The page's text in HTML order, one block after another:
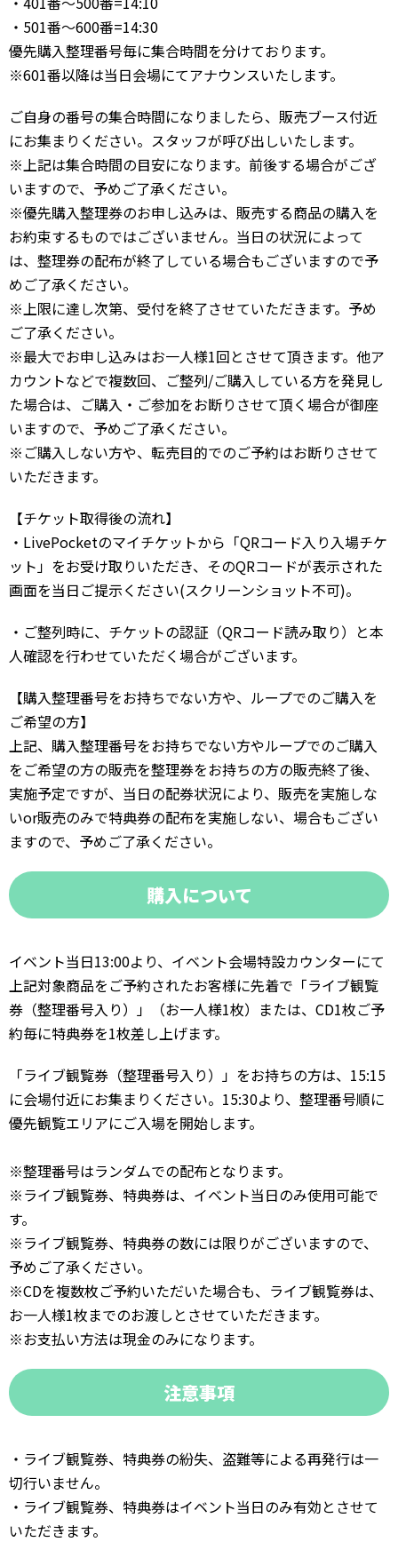
・501番～600番=14:30
優先購入整理番号毎に集合時間を分けております。
※601番以降は当日会場にてアナウンスいたします。
ご自身の番号の集合時間になりましたら、販売ブース付近
にお集まりください。スタッフが呼び出しいたします。
※上記は集合時間の目安になります。前後する場合がござ
いますので、予めご了承ください。
※優先購入整理券のお申し込みは、販売する商品の購入を
お約束するものではございません。当日の状況によって
は、整理券の配布が終了している場合もございますので予
めご了承ください。
※上限に達し次第、受付を終了させていただきます。予め
ご了承ください。
※最大でお申し込みはお一人様1回とさせて頂きます。他ア
カウントなどで複数回、ご整列/ご購入している方を発見し
た場合は、ご購入・ご参加をお断りさせて頂く場合が御座
いますので、予めご了承ください。
※ご購入しない方や、転売目的でのご予約はお断りさせて
いただきます。
【チケット取得後の流れ】
・LivePocketのマイチケットから「QRコード入り入場チケ
ット」をお受け取りいただき、そのQRコードが表示された
画面を当日ご提示ください(スクリーンショット不可)。
・ご整列時に、チケットの認証（QRコード読み取り）と本
人確認を行わせていただく場合がございます。
【購入整理番号をお持ちでない方や、ループでのご購入を
ご希望の方】
上記、購入整理番号をお持ちでない方やループでのご購入
をご希望の方の販売を整理券をお持ちの方の販売終了後、
実施予定ですが、当日の配券状況により、販売を実施しな
いor販売のみで特典券の配布を実施しない、場合もござい
ますので、予めご了承ください。
購入について
イベント当日13:00より、イベント会場特設カウンターにて
上記対象商品をご予約されたお客様に先着で「ライブ観覧
券（整理番号入り）」（お一人様1枚）または、CD1枚ご予
約毎に特典券を1枚差し上げます。
「ライブ観覧券（整理番号入り）」をお持ちの方は、15:15
に会場付近にお集まりください。15:30より、整理番号順に
優先観覧エリアにご入場を開始します。
※整理番号はランダムでの配布となります。
※ライブ観覧券、特典券は、イベント当日のみ使用可能で
す。
※ライブ観覧券、特典券の数には限りがございますので、
予めご了承ください。
※CDを複数枚ご予約いただいた場合も、ライブ観覧券は、
お一人様1枚までのお渡しとさせていただきます。
※お支払い方法は現金のみになります。
注意事項
・ライブ観覧券、特典券の紛失、盗難等による再発行は一
切行いません。
・ライブ観覧券、特典券はイベント当日のみ有効とさせて
いただきます。